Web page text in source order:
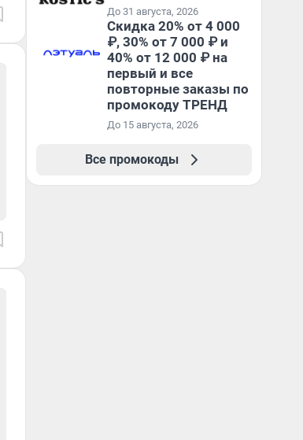
До 31 августа, 2026
Скидка 20% от 4 000
₽, 30% от 7 000 ₽ и
40% от 12 000 ₽ на
первый и все
повторные заказы по
промокоду ТРЕНД
До 15 августа, 2026
Все промокоды